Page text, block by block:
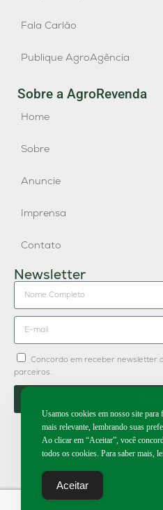
Fala Carlão
Publique AgroAgência
Sobre a AgroRevenda
Home
Sobre
Anuncie
Imprensa
Contato
Newsletter
Concordo em receber newsletter
parceiros.
2026 | Todos os
Usamos cookies em nosso site para
mais relevante, lembrando suas
Ao clicar em “Aceitar”, você
todos os cookies. Para saber mais,
Aceitar